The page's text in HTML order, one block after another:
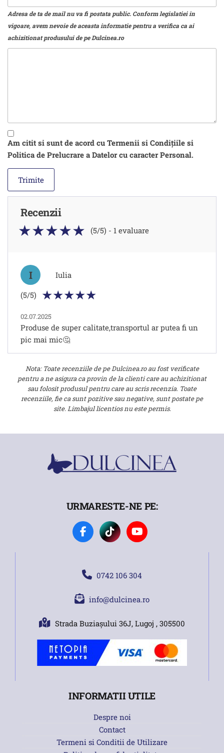
Adresa de ta de mail nu va fi postata public. Conform legislatiei in
vigoare, avem nevoie de aceasta informatie pentru a verifica ca ai
achizitionat produsului de pe Dulcinea.ro
Am citit si sunt de acord cu Termenii si Condițiile si
Politica de Prelucrare a Datelor cu caracter Personal.
Recenzii
(5/5) - 1 evaluare
I
Iulia
(5/5)
02.07.2025
Produse de super calitate,transportul ar putea fi un
pic mai mic🤔
Nota: Toate recenziile de pe Dulcinea.ro au fost verificate
pentru a ne asigura ca provin de la clienti care au achizitionat
sau folosit produsul pentru care au scris recenzia. Toate
recenziile, fie ca sunt pozitive sau negative, sunt postate pe
site. Limbajul licentios nu este permis.
URMARESTE-NE PE:
0742 106 304
info@dulcinea.ro
Strada Buziașului 36J, Lugoj , 305500
INFORMATII UTILE
Despre noi
Contact
Termeni si Conditii de Utilizare